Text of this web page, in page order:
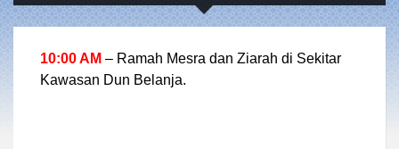
10:00 AM – Ramah Mesra dan Ziarah di Sekitar
Kawasan Dun Belanja.